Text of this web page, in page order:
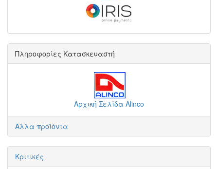
Πληροφορίες Κατασκευαστή
Αρχική Σελίδα Alinco
Άλλα προϊόντα
Κριτικές